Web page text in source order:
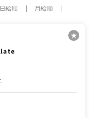
日給順 月給順